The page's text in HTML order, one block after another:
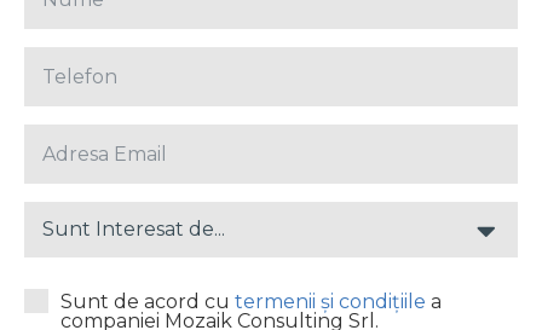
Sunt Interesat de...
Sunt de acord cu termenii și condițiile a
companiei Mozaik Consulting Srl.